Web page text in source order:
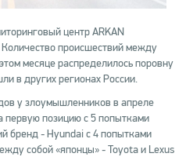
центр ARKAN
происшествий между
месяце распределилось поровну
в других регионах России.
у злоумышленников в апреле
первую позицию с 5 попытками
бренд - Hyundai с 4 попытками
собой «японцы» - Toyota и Lexus